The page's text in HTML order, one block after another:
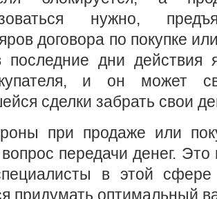
нужно,
договора по покупке
дни действия
и он может
сделки забрать свои
при продаже или
передачи денег. Это
в этой
придумать оптимальный